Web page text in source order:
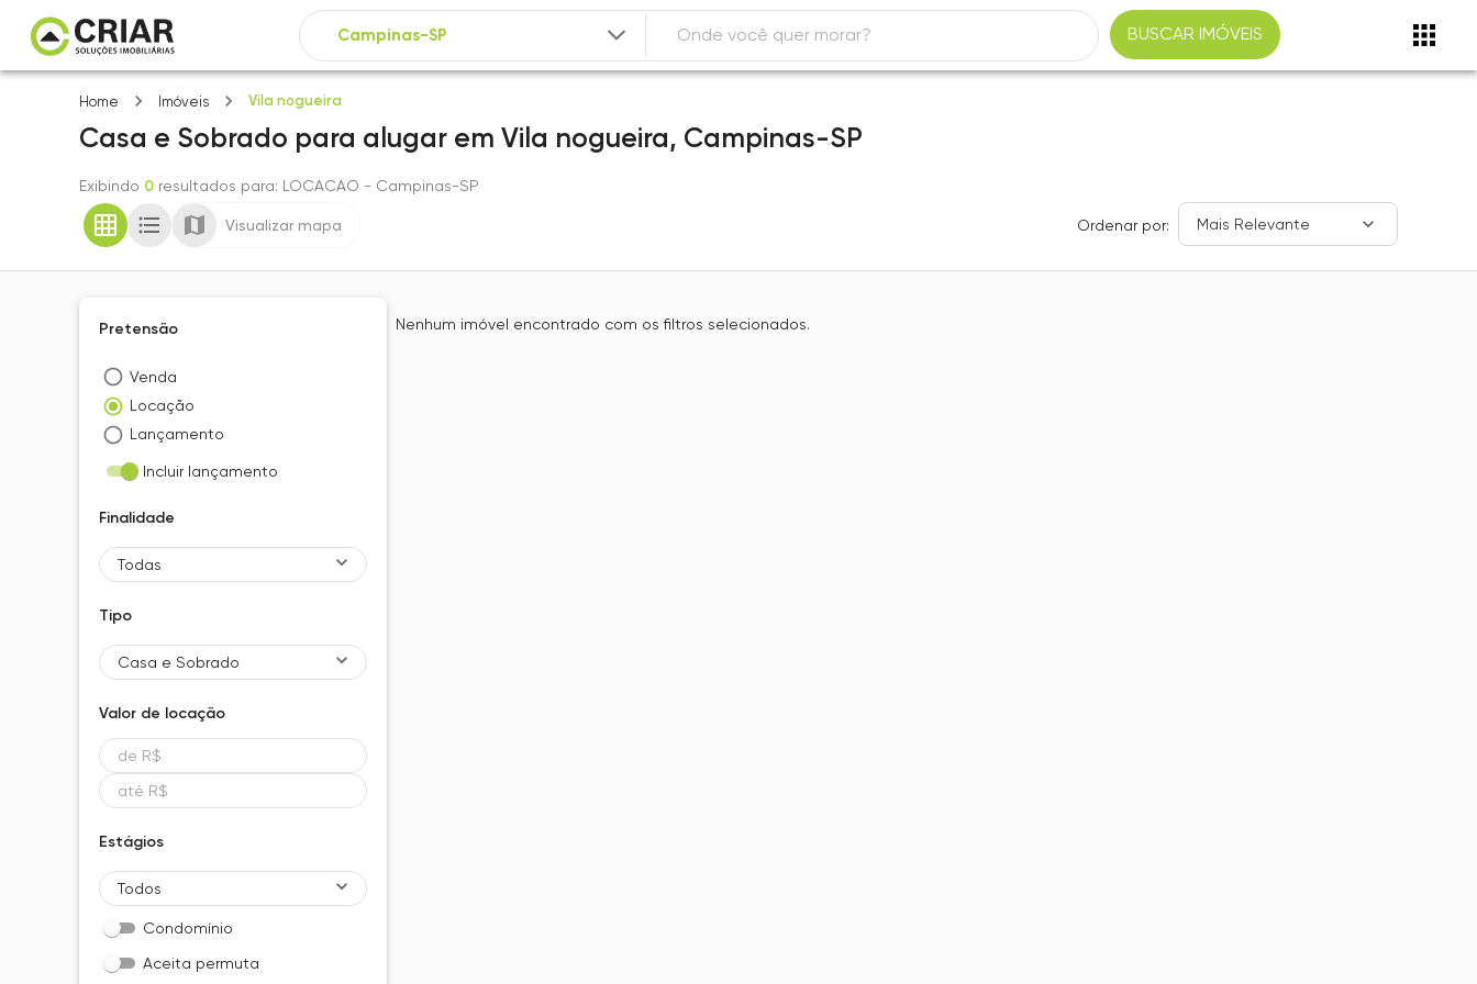
BUSCAR IMÓVEIS
Home Imóveis Vila nogueira
Casa e Sobrado para alugar em Vila nogueira, Campinas-SP
Exibindo 0 resultados para: LOCACAO - Campinas-SP
Visualizar mapa Ordenar por: Mais Relevante
Pretensão
Venda
Locação
Lançamento
Incluir lançamento
Finalidade
Todas
Tipo
Casa e Sobrado
Valor de locação
Estágios
Todos
Condomínio
Aceita permuta
Nenhum imóvel encontrado com os filtros selecionados.